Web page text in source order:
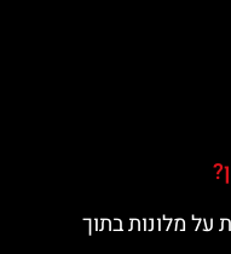
על מלונות בתוך